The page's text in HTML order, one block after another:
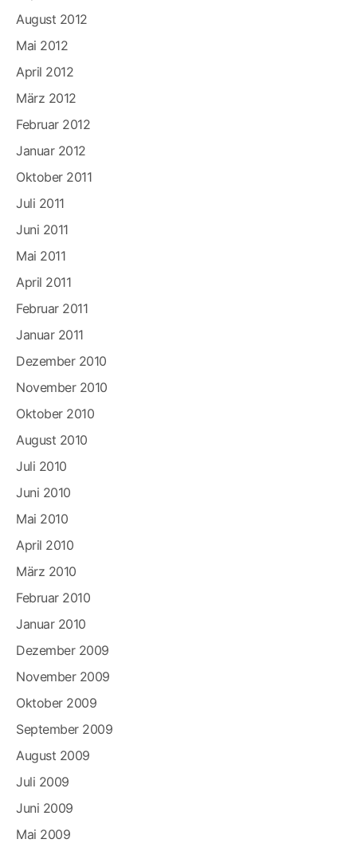
August 2012
Mai 2012
April 2012
März 2012
Februar 2012
Januar 2012
Oktober 2011
Juli 2011
Juni 2011
Mai 2011
April 2011
Februar 2011
Januar 2011
Dezember 2010
November 2010
Oktober 2010
August 2010
Juli 2010
Juni 2010
Mai 2010
April 2010
März 2010
Februar 2010
Januar 2010
Dezember 2009
November 2009
Oktober 2009
September 2009
August 2009
Juli 2009
Juni 2009
Mai 2009